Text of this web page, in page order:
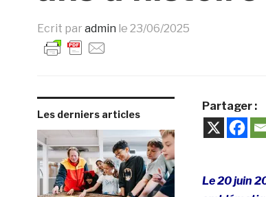
Ecrit par admin le 23/06/2025
Les derniers articles
Partager :
Le 20 juin